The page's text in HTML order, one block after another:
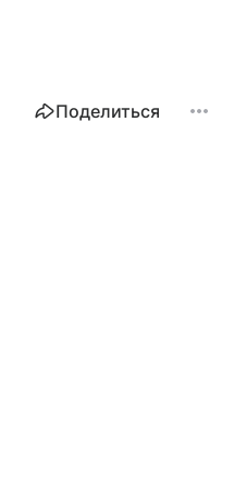
Поделиться